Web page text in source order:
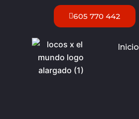
605 770 442
Inicio